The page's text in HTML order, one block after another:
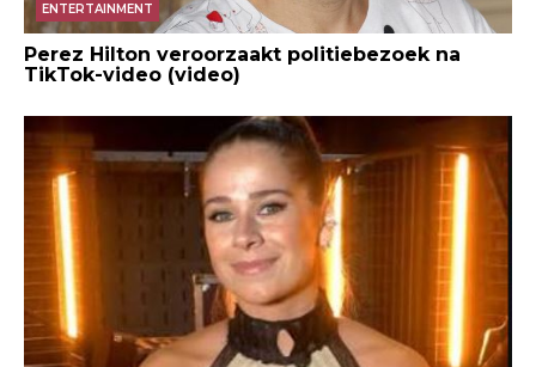
ENTERTAINMENT
Perez Hilton veroorzaakt politiebezoek na
TikTok-video (video)